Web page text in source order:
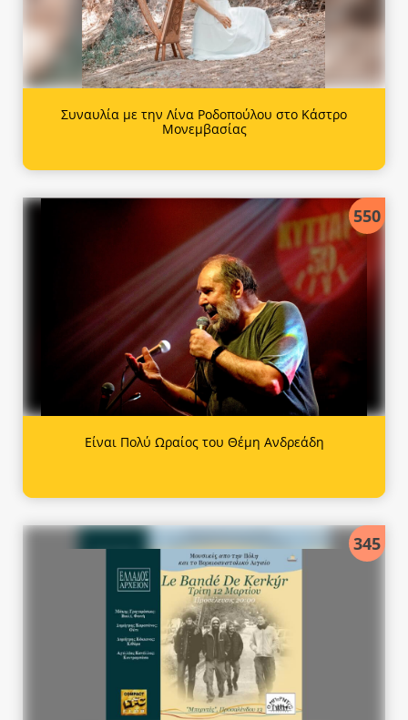
Συναυλία με την Λίνα Ροδοπούλου στο Κάστρο
Μονεμβασίας
550
Είναι Πολύ Ωραίος του Θέμη Ανδρεάδη
345